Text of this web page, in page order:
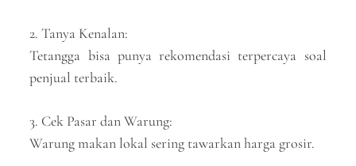
2. Tanya Kenalan:
Tetangga bisa punya rekomendasi terpercaya soal
penjual terbaik.
3. Cek Pasar dan Warung:
Warung makan lokal sering tawarkan harga grosir.